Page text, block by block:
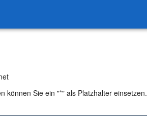
können Sie ein "*" als Platzhalter einsetzen.